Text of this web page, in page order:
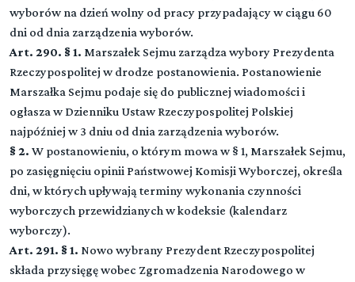
wyborów na dzień wolny od pracy przypadający w ciągu 60
dni od dnia zarządzenia wyborów.
Art. 290. § 1. Marszałek Sejmu zarządza wybory Prezydenta
Rzeczypospolitej w drodze postanowienia. Postanowienie
Marszałka Sejmu podaje się do publicznej wiadomości i
ogłasza w Dzienniku Ustaw Rzeczypospolitej Polskiej
najpóźniej w 3 dniu od dnia zarządzenia wyborów.
§ 2. W postanowieniu, o którym mowa w § 1, Marszałek Sejmu,
po zasięgnięciu opinii Państwowej Komisji Wyborczej, określa
dni, w których upływają terminy wykonania czynności
wyborczych przewidzianych w kodeksie (kalendarz
wyborczy).
Art. 291. § 1. Nowo wybrany Prezydent Rzeczypospolitej
składa przysięgę wobec Zgromadzenia Narodowego w